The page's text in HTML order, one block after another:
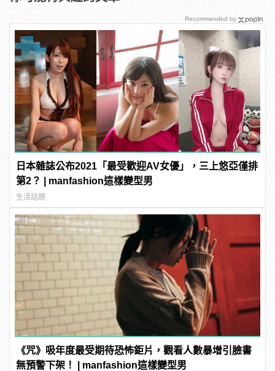
日本雜誌公布2021「最受歡迎AV女優」，三上悠亞僅排
第2？ | manfashion這樣變型男
生活話題
《咒》吸年度最受期待恐怖鉅片，觀看人數暴增引臉書
無預警下架！ | manfashion這樣變型男
Recommended by